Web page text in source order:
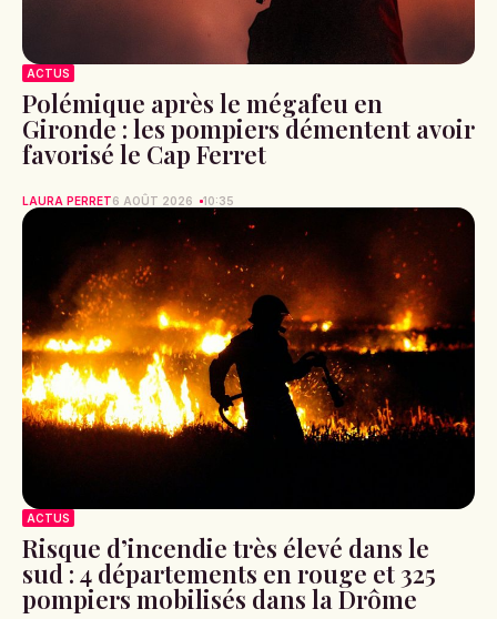
ACTUS
Polémique après le mégafeu en
Gironde : les pompiers démentent avoir
favorisé le Cap Ferret
LAURA PERRET6 AOÛT 2026 10:35
ACTUS
Risque d’incendie très élevé dans le
sud : 4 départements en rouge et 325
pompiers mobilisés dans la Drôme